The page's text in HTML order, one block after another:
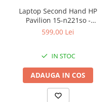
Laptop Second Hand HP
Pavilion 15-n221so -
15.6inch AMD A6-5200 1GB
10 Refurbished
599,00 Lei
IN STOC
ADAUGA IN COS